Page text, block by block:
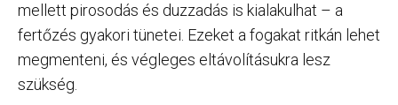
mellett pirosodás és duzzadás is kialakulhat – a
fertőzés gyakori tünetei. Ezeket a fogakat ritkán lehet
megmenteni, és végleges eltávolításukra lesz
szükség.